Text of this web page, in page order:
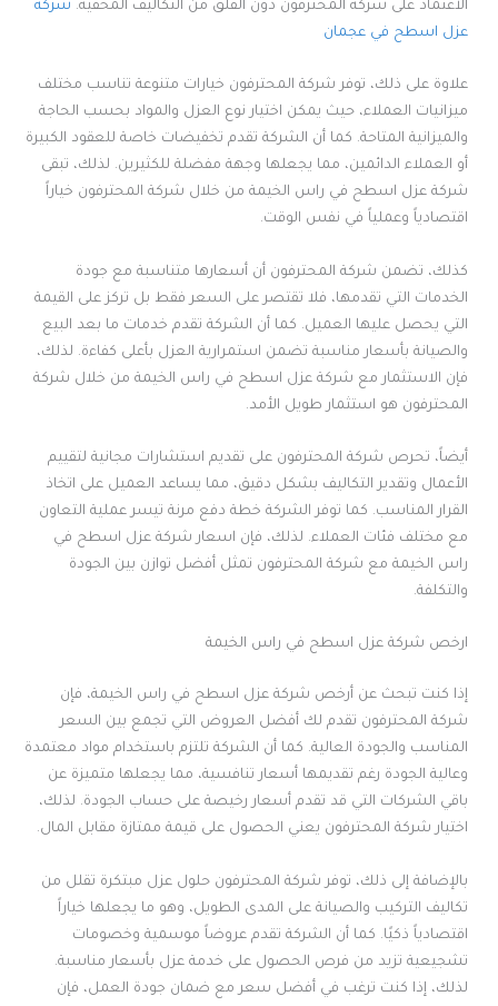
الاعتماد على شركة المحترفون دون القلق من التكاليف المخفية. شركة
عزل اسطح في عجمان
علاوة على ذلك، توفر شركة المحترفون خيارات متنوعة تناسب مختلف
ميزانيات العملاء، حيث يمكن اختيار نوع العزل والمواد بحسب الحاجة
والميزانية المتاحة. كما أن الشركة تقدم تخفيضات خاصة للعقود الكبيرة
أو العملاء الدائمين، مما يجعلها وجهة مفضلة للكثيرين. لذلك، تبقى
شركة عزل اسطح في راس الخيمة من خلال شركة المحترفون خياراً
اقتصادياً وعملياً في نفس الوقت.
كذلك، تضمن شركة المحترفون أن أسعارها متناسبة مع جودة
الخدمات التي تقدمها، فلا تقتصر على السعر فقط بل تركز على القيمة
التي يحصل عليها العميل. كما أن الشركة تقدم خدمات ما بعد البيع
والصيانة بأسعار مناسبة تضمن استمرارية العزل بأعلى كفاءة. لذلك،
فإن الاستثمار مع شركة عزل اسطح في راس الخيمة من خلال شركة
المحترفون هو استثمار طويل الأمد.
أيضاً، تحرص شركة المحترفون على تقديم استشارات مجانية لتقييم
الأعمال وتقدير التكاليف بشكل دقيق، مما يساعد العميل على اتخاذ
القرار المناسب. كما توفر الشركة خطة دفع مرنة تيسر عملية التعاون
مع مختلف فئات العملاء. لذلك، فإن اسعار شركة عزل اسطح في
راس الخيمة مع شركة المحترفون تمثل أفضل توازن بين الجودة
والتكلفة.
ارخص شركة عزل اسطح في راس الخيمة
إذا كنت تبحث عن أرخص شركة عزل اسطح في راس الخيمة، فإن
شركة المحترفون تقدم لك أفضل العروض التي تجمع بين السعر
المناسب والجودة العالية. كما أن الشركة تلتزم باستخدام مواد معتمدة
وعالية الجودة رغم تقديمها أسعار تنافسية، مما يجعلها متميزة عن
باقي الشركات التي قد تقدم أسعار رخيصة على حساب الجودة. لذلك،
اختيار شركة المحترفون يعني الحصول على قيمة ممتازة مقابل المال.
بالإضافة إلى ذلك، توفر شركة المحترفون حلول عزل مبتكرة تقلل من
تكاليف التركيب والصيانة على المدى الطويل، وهو ما يجعلها خياراً
اقتصادياً ذكيًا. كما أن الشركة تقدم عروضاً موسمية وخصومات
تشجيعية تزيد من فرص الحصول على خدمة عزل بأسعار مناسبة.
لذلك، إذا كنت ترغب في أفضل سعر مع ضمان جودة العمل، فإن